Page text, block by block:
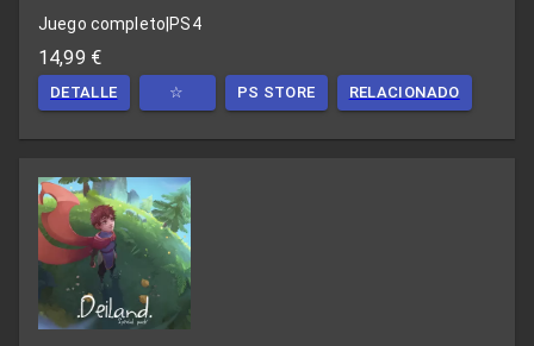
Juego completo PS4
14,99 €
DETALLE ☆ PS STORE RELACIONADO